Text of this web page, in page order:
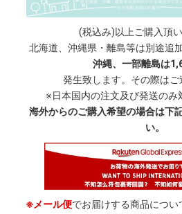
(税込み)以上ご購入頂
北海道、沖縄県・離島等は別途追
沖縄、一部離島は
発生致します。その際はご
※日本国内の注文及び発送のみ
海外からのご購入希望の場合は下
い。
※メール便でお届けする商品につい